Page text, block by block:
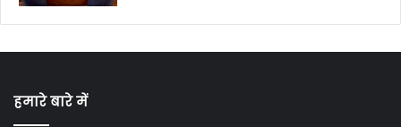
हमारे बारे में